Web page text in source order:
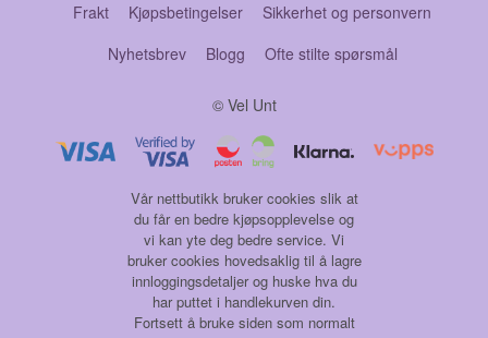
Frakt Kjøpsbetingelser
Sikkerhet og personvern
Nyhetsbrev
Blogg Ofte stilte spørsmål
© Vel Unt
Vår nettbutikk bruker cookies slik at
du får en bedre kjøpsopplevelse og
vi kan yte deg bedre service. Vi
bruker cookies hovedsaklig til å lagre
innloggingsdetaljer og huske hva du
har puttet i handlekurven din.
Fortsett å bruke siden som normalt